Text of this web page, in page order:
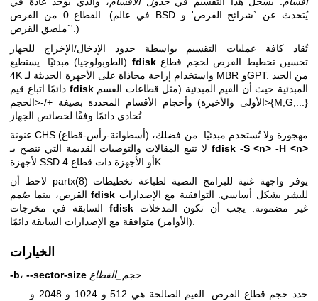
القطاع 0 من القرص. (في عالم BSD يُتحدث عن `شرائح القرص' و
`ملصق القرص'.)
تُقاد كافة عمليات التقسيم بواسطة حدود الإدخال/الإخراج للجهاز
fdiskتحسين تخطيط القرص لحجم قطاع
4K واستخدام إزاحة محاذاة على الأجهزة الحديثة لـ MBR وGPT. من الجيد
fdiskالمبدئية حيث أن القيم المبدئية (مثل قطاعات القسم
الأولى والأخيرة) وأحجام الأقسام المحددة بصيغة +/-<الحجم>{M,G,...}
تُحاذى دائمًا وفقًا لخصائص الجهاز.
عنونة CHS (أسطوانة-رأس-قطاع) مهجورة ولا تُستخدم مبدئيًا. من فضلك،
fdisk -S <n> -H <n>
لأجهزة SSD أو الأجهزة ذات قطاع 4K.
partx(8)
القرص، بينما صُممfdisk
fdiskغير مضمونة. يجب أن تكون المدخلات
(الأوامر) متوافقة مع الإصدارات السابقة دائمًا.
الخيارات
-b، --sector-size حجم_القطاع
حدد حجم قطاع القرص. القيم الصالحة هي 512 و 1024 و 2048 و